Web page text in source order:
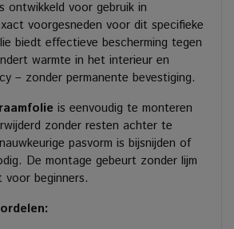
ontwikkeld voor gebruik in
voorgesneden voor dit specifieke
biedt effectieve bescherming tegen
warmte in het interieur en
– zonder permanente bevestiging.
is eenvoudig te monteren
zonder resten achter te
pasvorm is bijsnijden of
De montage gebeurt zonder lijm
beginners.